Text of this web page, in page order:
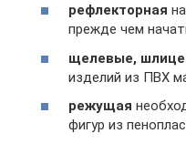
рефлекторная
прежде чем
щелевые,
изделий из ПВХ
режущая
фигур из